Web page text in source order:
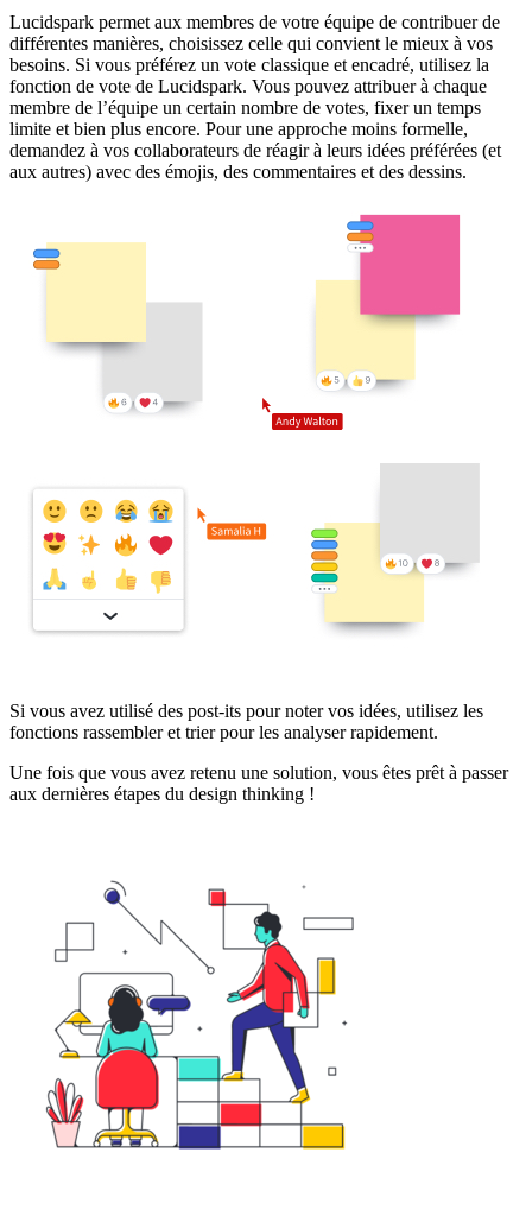
Lucidspark permet aux membres de votre équipe de contribuer de
différentes manières, choisissez celle qui convient le mieux à vos
besoins. Si vous préférez un vote classique et encadré, utilisez la
fonction de vote de Lucidspark. Vous pouvez attribuer à chaque
membre de l’équipe un certain nombre de votes, fixer un temps
limite et bien plus encore. Pour une approche moins formelle,
demandez à vos collaborateurs de réagir à leurs idées préférées (et
aux autres) avec des émojis, des commentaires et des dessins.
Si vous avez utilisé des post-its pour noter vos idées, utilisez les
fonctions rassembler et trier pour les analyser rapidement.
Une fois que vous avez retenu une solution, vous êtes prêt à passer
aux dernières étapes du design thinking !